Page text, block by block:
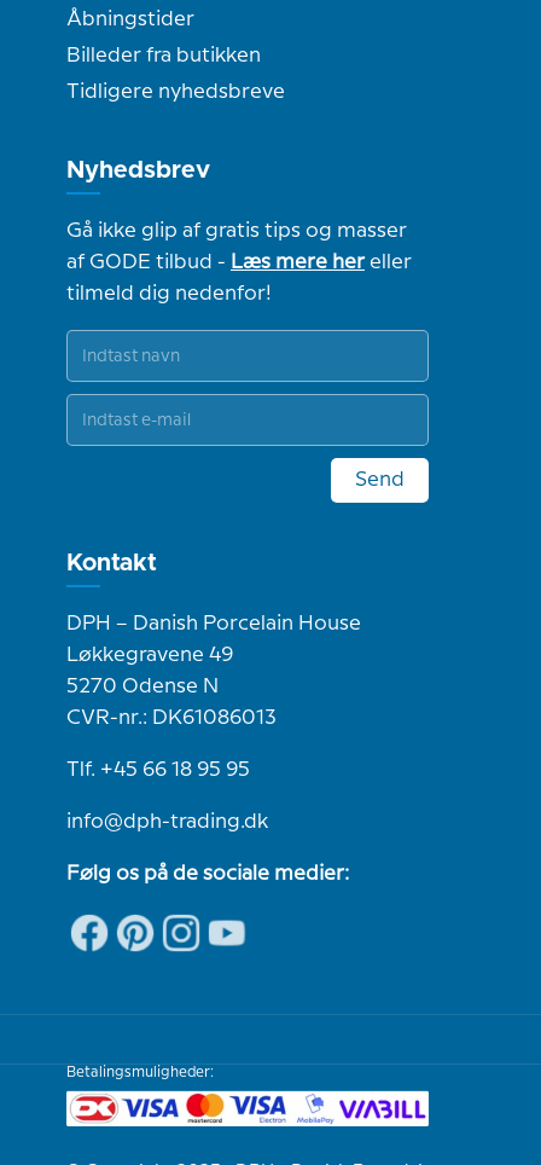
Åbningstider
Billeder fra butikken
Tidligere nyhedsbreve
Nyhedsbrev
Gå ikke glip af gratis tips og masser
af GODE tilbud - Læs mere hereller
tilmeld dig nedenfor!
Send
Kontakt
DPH – Danish Porcelain House
Løkkegravene 49
5270 Odense N
CVR-nr.: DK61086013
Tlf. +45 66 18 95 95
info@dph-trading.dk
Følg os på de sociale medier:
Betalingsmuligheder: